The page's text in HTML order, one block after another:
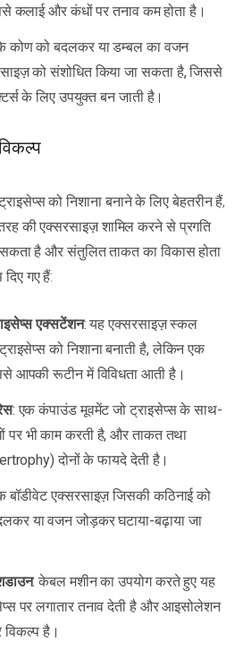
कलाई और कंधों पर तनाव कम होता है।
कोण को बदलकर या डम्बल का वजन
को संशोधित किया जा सकता है, जिससे
के लिए उपयुक्त बन जाती है।
को निशाना बनाने के लिए बेहतरीन हैं,
की एक्सरसाइज़ शामिल करने से प्रगति
है और संतुलित ताकत का विकास होता
गए हैं:
एक्सटेंशन: यह एक्सरसाइज़ स्कल
को निशाना बनाती है, लेकिन एक
आपकी रूटीन में विविधता आती है।
: एक कंपाउंड मूवमेंट जो ट्राइसेप्स के साथ-
पर भी काम करती है, और ताकत तथा
दोनों के फायदे देती है।
बॉडीवेट एक्सरसाइज़ जिसकी कठिनाई को
या वजन जोड़कर घटाया-बढ़ाया जा
: केबल मशीन का उपयोग करते हुए यह
पर लगातार तनाव देती है और आइसोलेशन
विकल्प है।